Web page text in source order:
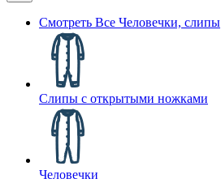
Смотреть Все Человечки, слипы
Слипы с открытыми ножками
Человечки